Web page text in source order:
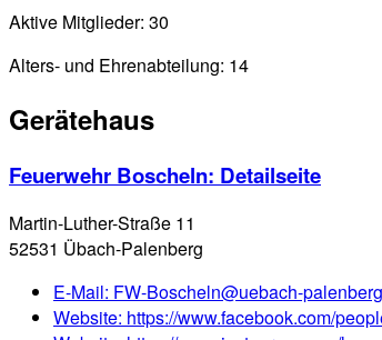
Aktive Mitglieder: 30
Alters- und Ehrenabteilung: 14
Gerätehaus
Feuerwehr Boscheln: Detailseite
Martin-Luther-Straße 11
52531 Übach-Palenberg
E-Mail: FW-Boscheln@uebach-
Website: https://www.facebook.com/